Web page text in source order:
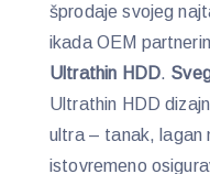
šprodaje svojeg
ikada OEM
Ultrathin HDD.
Ultrathin HDD
ultra – tanak, lagan
istovremeno